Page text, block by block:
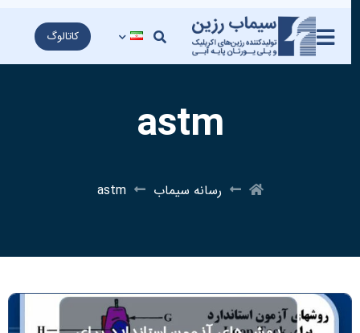
کاتالوگ
astm
رسانه سیماب astm